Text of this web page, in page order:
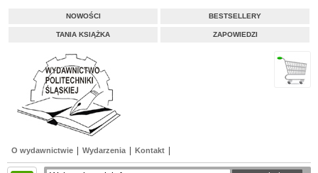
NOWOŚCI BESTSELLERY
TANIA KSIĄŻKA ZAPOWIEDZI
O wydawnictwie Wydarzenia Kontakt